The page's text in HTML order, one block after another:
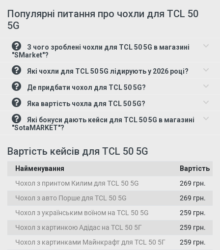
Популярні питання про чохли для TCL 50
5G
"SMarket"?
Які чохли для TCL 50 5G лідирують у 2026 році?
Де придбати чохол для TCL 50 5G?
Яка вартість чохла для TCL 50 5G?
"SotaMARKET"?
Вартість кейсів для TCL 50 5G
Найменування
Вартість
Чохол з принтом Килим для TCL 50 5G
269 грн.
Чохол з авто Порше для TCL 50 5G
269 грн.
Чохол з українським воїном на TCL 50 5G
259 грн.
Чохол з картинкою Адідас на TCL 50 5Г
259 грн.
Чохол з картинками Майнкрафт для TCL 50 5Г
259 грн.